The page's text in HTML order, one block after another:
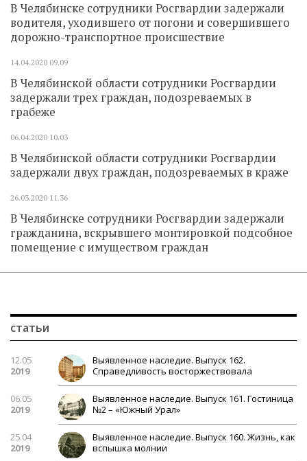
В Челябинске сотрудники Росгвардии задержали
водителя, уходившего от погони и совершившего
дорожно-транспортное происшествие
14.04.2020 09.09
В Челябинской области сотрудники Росгвардии
задержали трех граждан, подозреваемых в
грабеже
06.04.2020 10.03
В Челябинской области сотрудники Росгвардии
задержали двух граждан, подозреваемых в краже
26.03.2020 11.36
В Челябинске сотрудники Росгвардии задержали
гражданина, вскрывшего монтировкой подсобное
помещение с имуществом граждан
статьи
12.05
2019
Выявленное наследие. Выпуск 162.
Справедливость восторжествовала
06.05
2019
Выявленное наследие. Выпуск 161. Гостиница
№2 – «Южный Урал»
25.04
2019
Выявленное наследие. Выпуск 160. Жизнь, как
вспышка молнии